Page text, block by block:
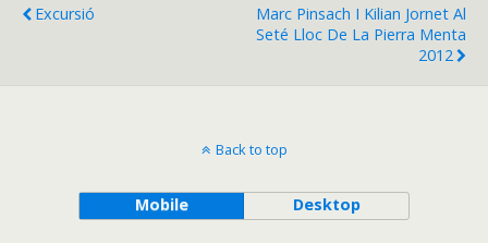
Excursió
Marc Pinsach I Kilian Jornet Al
Seté Lloc De La Pierra Menta
2012
Back to top
Mobile Desktop